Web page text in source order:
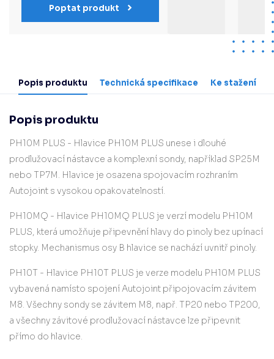
Poptat produkt
Popis produktu Technická specifikace Ke stažení
Popis produktu
PH10M PLUS - Hlavice PH10M PLUS unese i dlouhé
prodlužovací nástavce a komplexní sondy, například SP25M
nebo TP7M. Hlavice je osazena spojovacím rozhraním
Autojoint s vysokou opakovatelností.
PH10MQ - Hlavice PH10MQ PLUS je verzí modelu PH10M
PLUS, která umožňuje připevnění hlavy do pinoly bez upínací
stopky. Mechanismus osy B hlavice se nachází uvnitř pinoly.
PH10T - Hlavice PH10T PLUS je verze modelu PH10M PLUS
vybavená namísto spojení Autojoint připojovacím závitem
M8. Všechny sondy se závitem M8, např. TP20 nebo TP200,
a všechny závitové prodlužovací nástavce lze připevnit
přímo do hlavice.